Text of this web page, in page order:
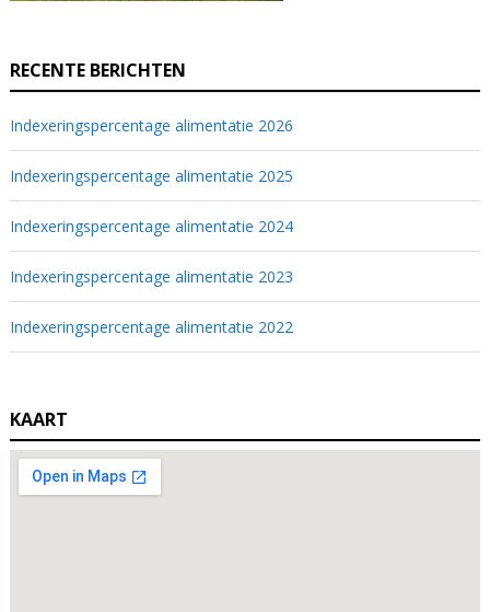
RECENTE BERICHTEN
Indexeringspercentage alimentatie 2026
Indexeringspercentage alimentatie 2025
Indexeringspercentage alimentatie 2024
Indexeringspercentage alimentatie 2023
Indexeringspercentage alimentatie 2022
KAART